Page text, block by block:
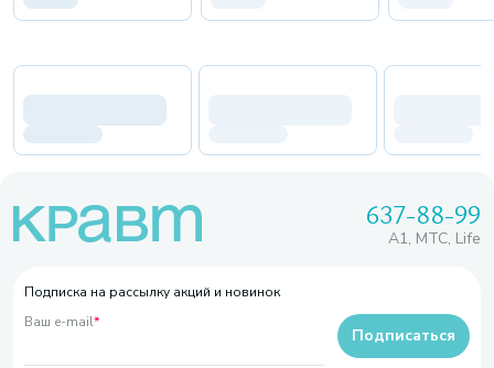
637-88-99
A1, МТС, Life
Подписка на рассылку акций и новинок
Ваш e-mail*
Подписаться